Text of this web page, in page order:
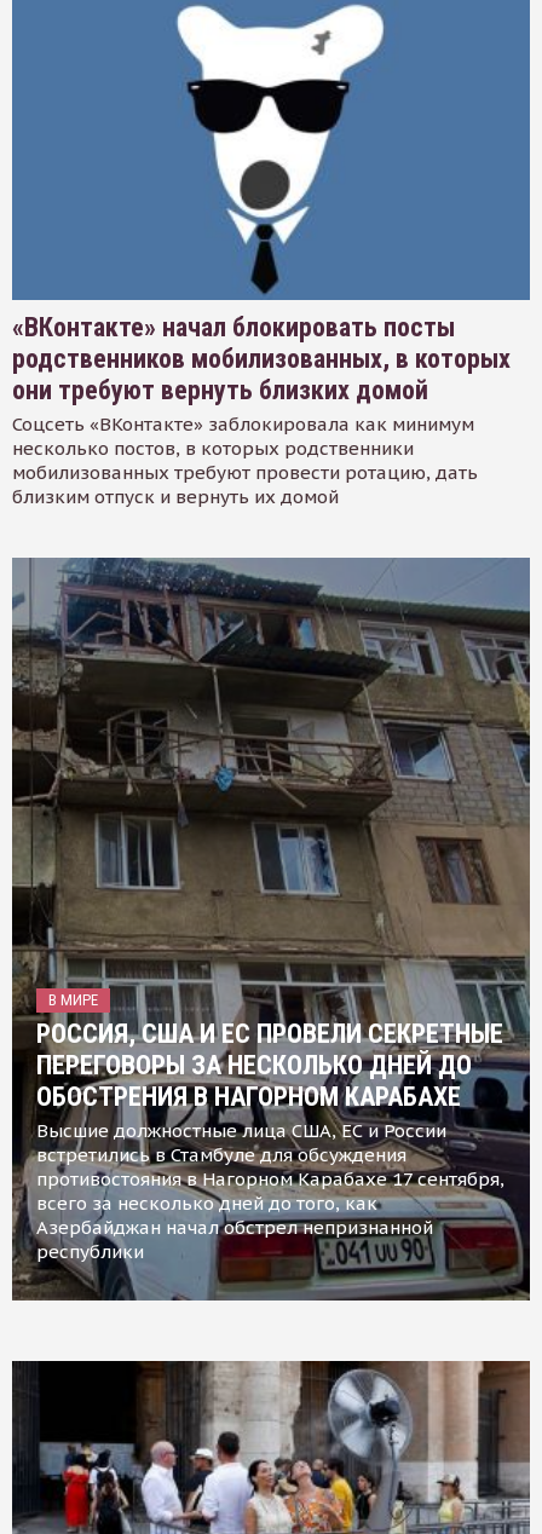
«ВКонтакте» начал блокировать посты
родственников мобилизованных, в которых
они требуют вернуть близких домой
Соцсеть «ВКонтакте» заблокировала как минимум
несколько постов, в которых родственники
мобилизованных требуют провести ротацию, дать
близким отпуск и вернуть их домой
В МИРЕ
РОССИЯ, США И ЕС ПРОВЕЛИ СЕКРЕТНЫЕ
ПЕРЕГОВОРЫ ЗА НЕСКОЛЬКО ДНЕЙ ДО
ОБОСТРЕНИЯ В НАГОРНОМ КАРАБАХЕ
Высшие должностные лица США, ЕС и России
встретились в Стамбуле для обсуждения
противостояния в Нагорном Карабахе 17 сентября,
всего за несколько дней до того, как
Азербайджан начал обстрел непризнанной
республики